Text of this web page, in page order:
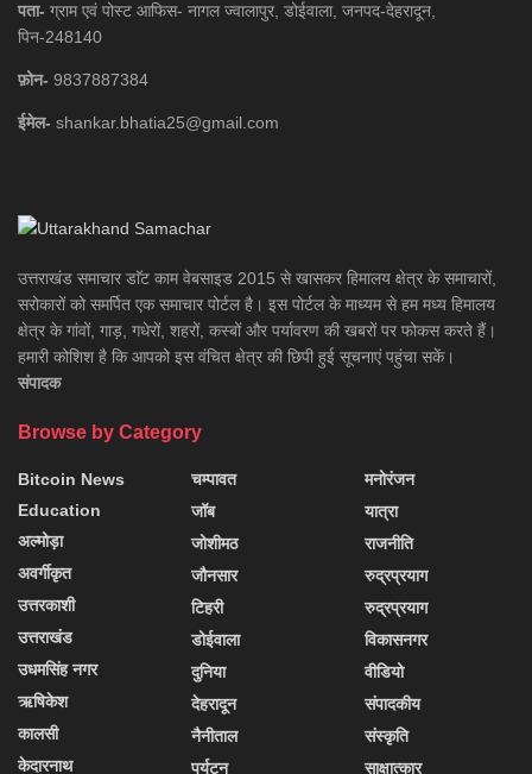
पता- ग्राम एवं पोस्ट आफिस- नागल ज्वालापुर, डोईवाला, जनपद-देहरादून,
पिन-248140
फ़ोन- 9837887384
ईमेल- shankar.bhatia25@gmail.com
उत्तराखंड समाचार डाॅट काम वेबसाइड 2015 से खासकर हिमालय क्षेत्र के समाचारों,
सरोकारों को समर्पित एक समाचार पोर्टल है। इस पोर्टल के माध्यम से हम मध्य हिमालय
क्षेत्र के गांवों, गाड़, गधेरों, शहरों, कस्बों और पर्यावरण की खबरों पर फोकस करते हैं।
हमारी कोशिश है कि आपको इस वंचित क्षेत्र की छिपी हुई सूचनाएं पहुंचा सकें।
संपादक
Browse by Category
Bitcoin News
Education
अल्मोड़ा
अवर्गीकृत
उत्तरकाशी
उत्तराखंड
उधमसिंह नगर
ऋषिकेश
कालसी
केदारनाथ
चम्पावत
जॉब
जोशीमठ
जौनसार
टिहरी
डोईवाला
दुनिया
देहरादून
नैनीताल
पर्यटन
मनोरंजन
यात्रा
राजनीति
रुद्रप्रयाग
रुद्रप्रयाग
विकासनगर
वीडियो
संपादकीय
संस्कृति
साक्षात्कार